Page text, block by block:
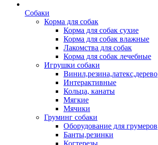
Собаки
Корма для собак
Корма для собак сухие
Корма для собак влажные
Лакомства для собак
Корма для собак лечебные
Игрушки собаки
Винил,резина,латекс,дерево
Интерактивные
Кольца, канаты
Мягкие
Мячики
Груминг собаки
Оборудование для грумеров
Банты,резинки
Когтерезы